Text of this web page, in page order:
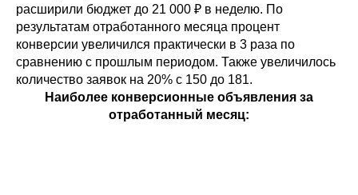
расширили бюджет до 21 000 ₽ в неделю. По
результатам отработанного месяца процент
конверсии увеличился практически в 3 раза по
сравнению с прошлым периодом. Также увеличилось
количество заявок на 20% с 150 до 181.
Наиболее конверсионные объявления за
отработанный месяц: